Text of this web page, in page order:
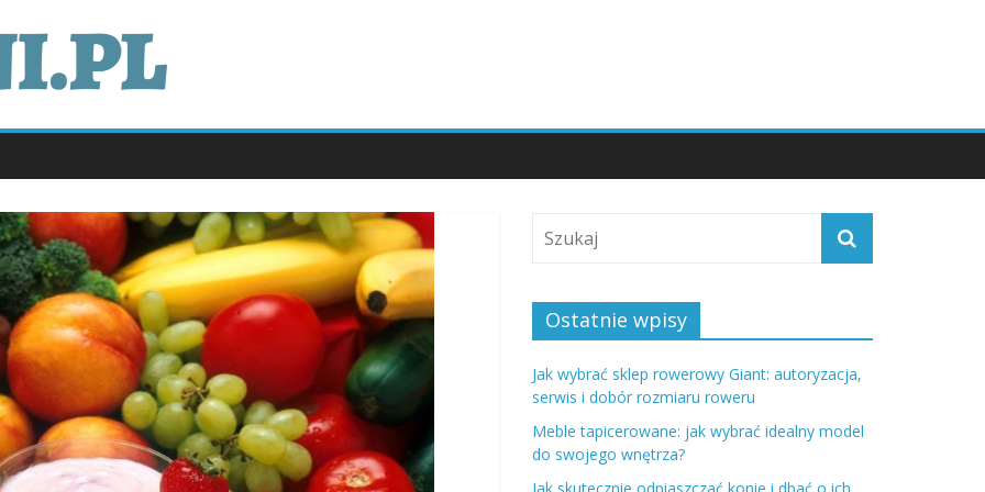
Ostatnie wpisy
Jak wybrać sklep rowerowy Giant: autoryzacja,
serwis i dobór rozmiaru roweru
Meble tapicerowane: jak wybrać idealny model
do swojego wnętrza?